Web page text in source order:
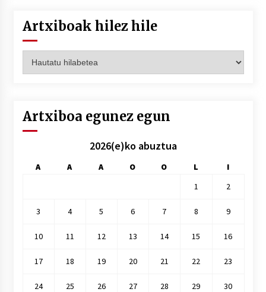
Artxiboak hilez hile
hilez
Artxiboa egunez egun
2026(e)ko abuztua
A A A O O L
I
1
2
3 4 5 6 7 8 9
10 11 12 13 14 15 16
17 18 19 20 21 22 23
24 25 26 27 28 29 30